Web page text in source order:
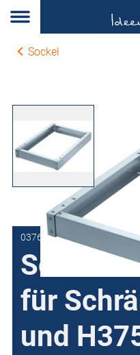
Sockel
0376-8001-40-11
Sockel
für
und